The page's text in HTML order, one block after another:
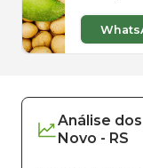
Análise dos
Novo - RS